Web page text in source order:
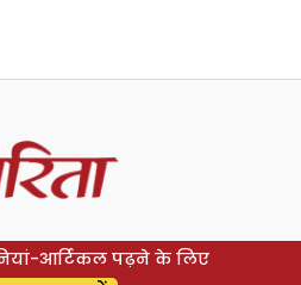
आर्टिकल पढ़ने के लिए